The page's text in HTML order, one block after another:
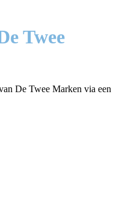
Twee
De Twee Marken via een